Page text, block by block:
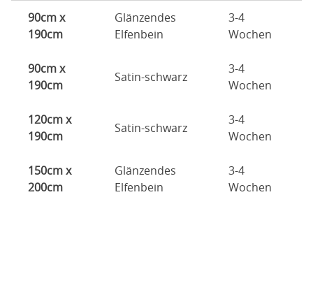
90cm x
190cm
Glänzendes
Elfenbein
3-4
Wochen
90cm x
190cm
Satin-schwarz
3-4
Wochen
120cm x
190cm
Satin-schwarz
3-4
Wochen
150cm x
200cm
Glänzendes
Elfenbein
3-4
Wochen